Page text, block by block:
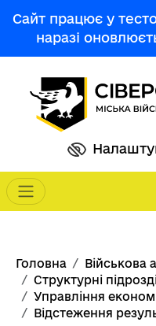
Сайт працює у
наразі
Main
Рядок
Головна
Військова
Структурні
Управління
Відстеження